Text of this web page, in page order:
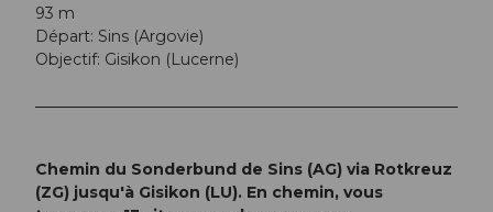
93 m
Départ: Sins (Argovie)
Objectif: Gisikon (Lucerne)
Chemin du Sonderbund de Sins (AG) via Rotkreuz
(ZG) jusqu'à Gisikon (LU). En chemin, vous